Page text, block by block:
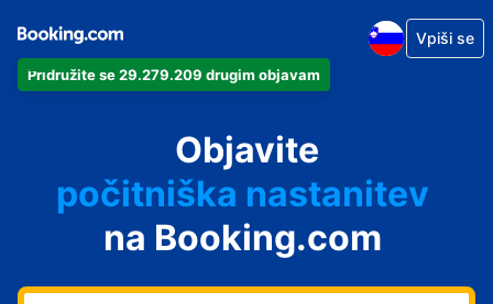
Pridružite se 29.279.209 drugim objavam
Vpiši se
Objavite
svoj apartma
svoj hotel
počitniška nastanitev
svoje gostišče
svoj B&B
na Booking.com